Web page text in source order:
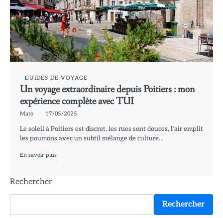
GUIDES DE VOYAGE
Un voyage extraordinaire depuis Poitiers : mon
expérience complète avec TUI
Mato 17/05/2025
Le soleil à Poitiers est discret, les rues sont douces, l’air emplit
les poumons avec un subtil mélange de culture…
En savoir plus
Rechercher
Rechercher